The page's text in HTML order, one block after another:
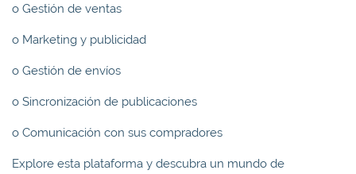
o Gestión de ventas
o Marketing y publicidad
o Gestión de envíos
o Sincronización de publicaciones
o Comunicación con sus compradores
Explore esta plataforma y descubra un mundo de